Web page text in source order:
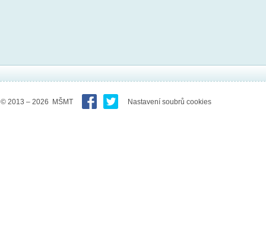
© 2013 – 2026 MŠMT Nastavení soubrů cookies